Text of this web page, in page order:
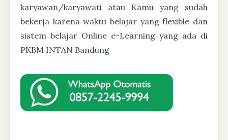
karyawan/karyawati atau Kamu yang sudah
bekerja karena waktu belajar yang flexible dan
sistem belajar Online e-Learning yang ada di
PKBM INTAN Bandung